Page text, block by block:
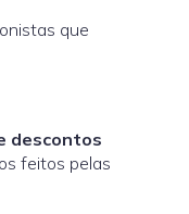
que
descontos
feitos pelas